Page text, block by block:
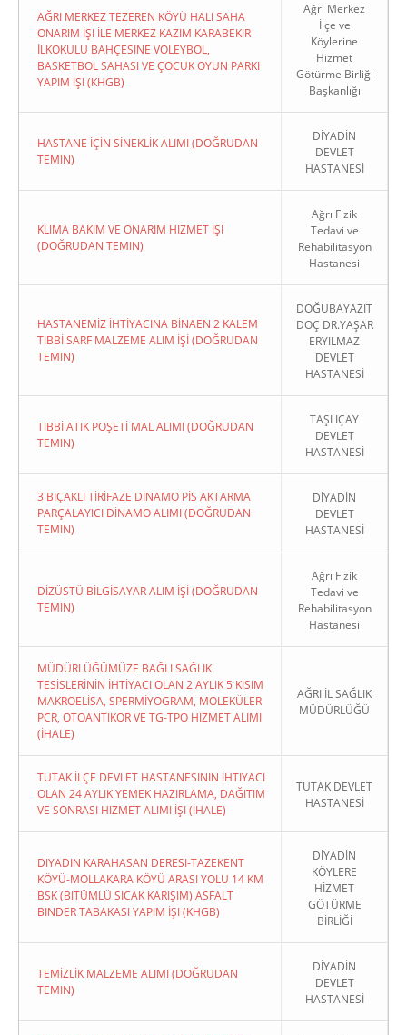
AĞRI MERKEZ TEZEREN KÖYÜ HALI SAHA
ONARIM İŞI İLE MERKEZ KAZIM KARABEKIR
İLKOKULU BAHÇESINE VOLEYBOL,
BASKETBOL SAHASI VE ÇOCUK OYUN PARKI
YAPIM İŞI (KHGB)
Ağrı Merkez
İlçe ve
Köylerine
Hizmet
Götürme Birliği
Başkanlığı
HASTANE İÇİN SİNEKLİK ALIMI (DOĞRUDAN
TEMIN)
DİYADİN
DEVLET
HASTANESİ
KLİMA BAKIM VE ONARIM HİZMET İŞİ
(DOĞRUDAN TEMIN)
Ağrı Fizik
Tedavi ve
Rehabilitasyon
Hastanesi
HASTANEMİZ İHTİYACINA BİNAEN 2 KALEM
TIBBİ SARF MALZEME ALIM İŞİ (DOĞRUDAN
TEMIN)
DOĞUBAYAZIT
DOÇ DR.YAŞAR
ERYILMAZ
DEVLET
HASTANESİ
TIBBİ ATIK POŞETİ MAL ALIMI (DOĞRUDAN
TEMIN)
TAŞLIÇAY
DEVLET
HASTANESİ
3 BIÇAKLI TİRİFAZE DİNAMO PİS AKTARMA
PARÇALAYICI DİNAMO ALIMI (DOĞRUDAN
TEMIN)
DİYADİN
DEVLET
HASTANESİ
DİZÜSTÜ BİLGİSAYAR ALIM İŞİ (DOĞRUDAN
TEMIN)
Ağrı Fizik
Tedavi ve
Rehabilitasyon
Hastanesi
MÜDÜRLÜĞÜMÜZE BAĞLI SAĞLIK
TESİSLERİNİN İHTİYACI OLAN 2 AYLIK 5 KISIM
MAKROELİSA, SPERMİYOGRAM, MOLEKÜLER
PCR, OTOANTİKOR VE TG-TPO HİZMET ALIMI
(İHALE)
AĞRI İL SAĞLIK
MÜDÜRLÜĞÜ
TUTAK İLÇE DEVLET HASTANESININ İHTIYACI
OLAN 24 AYLIK YEMEK HAZIRLAMA, DAĞITIM
VE SONRASI HIZMET ALIMI İŞI (İHALE)
TUTAK DEVLET
HASTANESİ
DIYADIN KARAHASAN DERESI-TAZEKENT
KÖYÜ-MOLLAKARA KÖYÜ ARASI YOLU 14 KM
BSK (BITÜMLÜ SICAK KARIŞIM) ASFALT
BINDER TABAKASI YAPIM İŞI (KHGB)
DİYADİN
KÖYLERE
HİZMET
GÖTÜRME
BİRLİĞİ
TEMİZLİK MALZEME ALIMI (DOĞRUDAN
TEMIN)
DİYADİN
DEVLET
HASTANESİ